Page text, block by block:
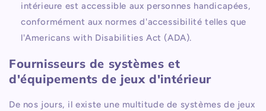
intérieure est accessible aux personnes handicapées,
conformément aux normes d'accessibilité telles que
l'Americans with Disabilities Act (ADA).
Fournisseurs de systèmes et
d'équipements de jeux d'intérieur
De nos jours, il existe une multitude de systèmes de jeux